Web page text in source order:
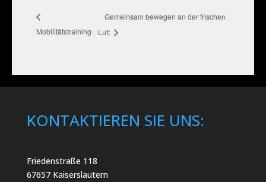
Mobilitätstraining
Gemeinsam bewegen an der frischen
Luft
KONTAKTIEREN SIE UNS:
Friedenstraße 118
67657 Kaiserslautern